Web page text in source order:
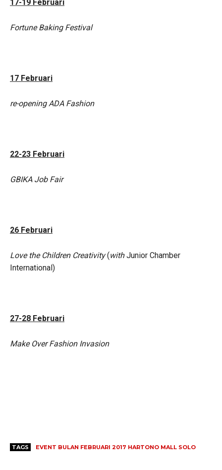
17-19 Februari
Fortune Baking Festival
17 Februari
re-opening ADA Fashion
22-23 Februari
GBIKA Job Fair
26 Februari
Love the Children Creativity(withJunior Chamber
International)
27-28 Februari
Make Over Fashion Invasion
TAGS EVENT BULAN FEBRUARI 2017 HARTONO MALL SOLO